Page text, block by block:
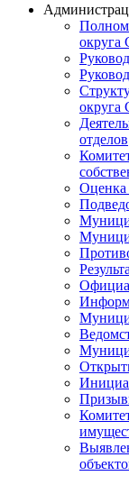
округа
округа
отделов
Оценка